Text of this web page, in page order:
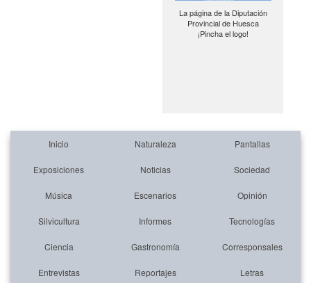
La página de la Diputación
Provincial de Huesca
¡Pincha el logo!
Inicio Naturaleza Pantallas
Exposiciones Noticias Sociedad
Música Escenarios Opinión
Silvicultura Informes Tecnologías
Ciencia Gastronomía Corresponsales
Entrevistas Reportajes Letras